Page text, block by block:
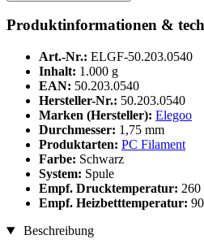
Produktinformationen &
Art.-Nr.: ELGF-50.203.0540
Inhalt: 1.000 g
EAN: 50.203.0540
Hersteller-Nr.: 50.203.0540
Marken (Hersteller): Elegoo
Durchmesser: 1,75 mm
Produktarten: PC Filament
Farbe: Schwarz
System: Spule
Empf. Drucktemperatur: 260
Empf. Heizbetttemperatur:
Beschreibung